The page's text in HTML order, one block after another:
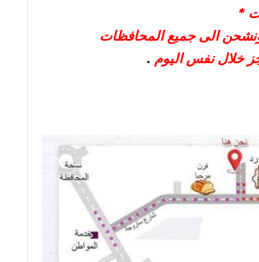
*
الى جميع المحافظات
خلال نفس اليوم .